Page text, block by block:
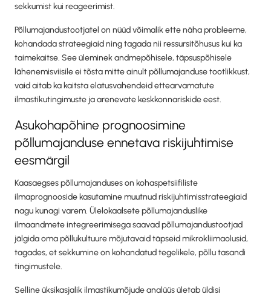
sekkumist kui reageerimist.
Põllumajandustootjatel on nüüd võimalik ette näha probleeme,
kohandada strateegiaid ning tagada nii ressursitõhusus kui ka
taimekaitse. See üleminek andmepõhisele, täpsuspõhisele
lähenemisviisile ei tõsta mitte ainult põllumajanduse tootlikkust,
vaid aitab ka kaitsta elatusvahendeid ettearvamatute
ilmastikutingimuste ja arenevate keskkonnariskide eest.
Asukohapõhine prognoosimine
põllumajanduse ennetava riskijuhtimise
eesmärgil
Kaasaegses põllumajanduses on kohaspetsiifiliste
ilmaprognooside kasutamine muutnud riskijuhtimisstrateegiaid
nagu kunagi varem. Ülelokaalsete põllumajanduslike
ilmaandmete integreerimisega saavad põllumajandustootjad
jälgida oma põllukultuure mõjutavaid täpseid mikrokliimaolusid,
tagades, et sekkumine on kohandatud tegelikele, põllu tasandi
tingimustele.
Selline üksikasjalik ilmastikumõjude analüüs ületab üldisi